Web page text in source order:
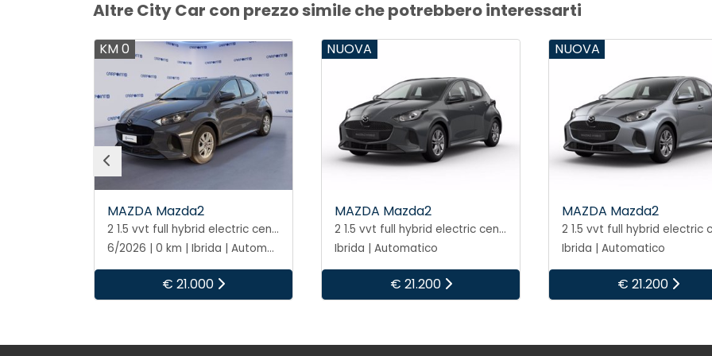
Altre City Car con prezzo simile che potrebbero interessarti
KM 0
MAZDA Mazda2
2 1.5 vvt full hybrid electric centre line e-cvt
6/2026 | 0 km | Ibrida | Automatico
€ 21.000
NUOVA
MAZDA Mazda2
2 1.5 vvt full hybrid electric centre line e-cvt
Ibrida | Automatico
€ 21.200
NUOVA
MAZDA Mazda2
Ibrida | Automatico
€ 21.200